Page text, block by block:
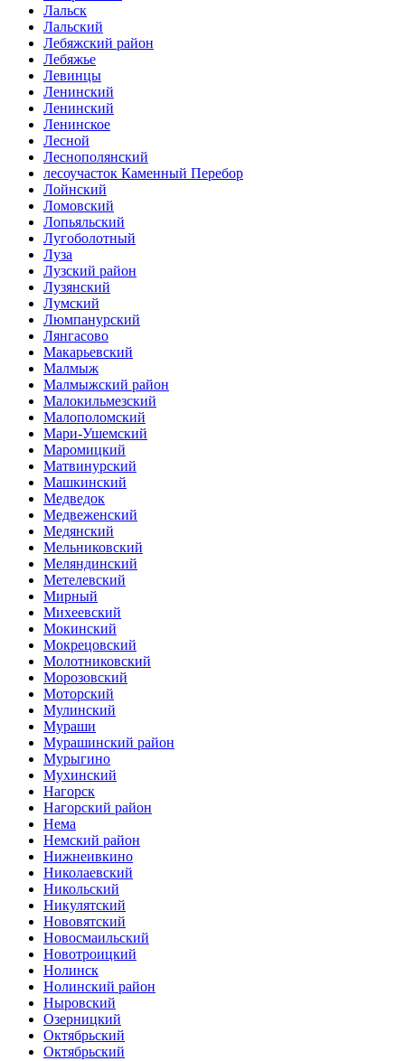
Лальск
Лальский
Лебяжский район
Лебяжье
Левинцы
Ленинский
Ленинский
Ленинское
Лесной
Леснополянский
лесоучасток Каменный Перебор
Лойнский
Ломовский
Лопьяльский
Лугоболотный
Луза
Лузский район
Лузянский
Лумский
Люмпанурский
Лянгасово
Макарьевский
Малмыж
Малмыжский район
Малокильмезский
Малополомский
Мари-Ушемский
Маромицкий
Матвинурский
Машкинский
Медведок
Медвеженский
Медянский
Мельниковский
Меляндинский
Метелевский
Мирный
Михеевский
Мокинский
Мокрецовский
Молотниковский
Морозовский
Моторский
Мулинский
Мураши
Мурашинский район
Мурыгино
Мухинский
Нагорск
Нагорский район
Нема
Немский район
Нижнеивкино
Николаевский
Никольский
Никулятский
Нововятский
Новосмаильский
Новотроицкий
Нолинск
Нолинский район
Ныровский
Озерницкий
Октябрьский
Октябрьский